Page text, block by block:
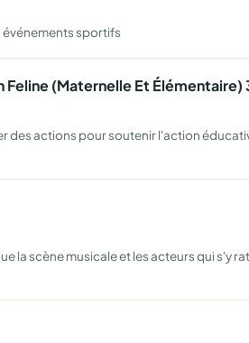
événements sportifs
(Maternelle Et Élémentaire)
des actions pour soutenir l'action
la scène musicale et les acteurs qui s'y